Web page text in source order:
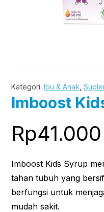
Kategori:Ibu & Anak ,
Imboost
Rp41.000
Imboost Kids Syrup
tahan tubuh yang
berfungsi untuk
mudah sakit.